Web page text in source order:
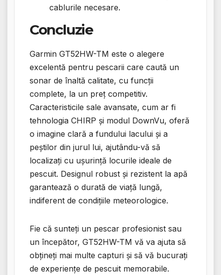
cablurile necesare.
Concluzie
Garmin GT52HW-TM este o alegere
excelentă pentru pescarii care caută un
sonar de înaltă calitate, cu funcții
complete, la un preț competitiv.
Caracteristicile sale avansate, cum ar fi
tehnologia CHIRP și modul DownVu, oferă
o imagine clară a fundului lacului și a
peștilor din jurul lui, ajutându-vă să
localizați cu ușurință locurile ideale de
pescuit. Designul robust și rezistent la apă
garantează o durată de viață lungă,
indiferent de condițiile meteorologice.
Fie că sunteți un pescar profesionist sau
un începător, GT52HW-TM vă va ajuta să
obțineți mai multe capturi și să vă bucurați
de experiențe de pescuit memorabile.